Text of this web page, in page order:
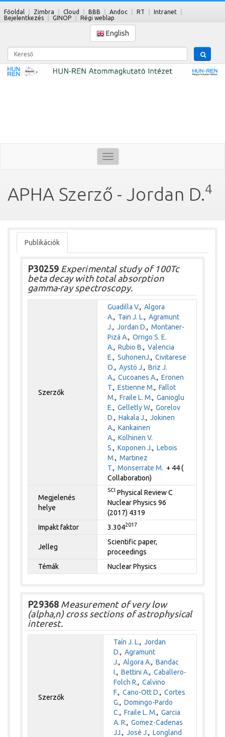
Főoldal Zimbra Cloud BBB Andoc RT
Intranet
Bejelentkezés
GINOP Régi weblap
English
Kereső
Toggle
navigation
APHA Szerző - Jordan D.4
Publikációk
P30259 Experimental study of 100Tc
beta decay with total absorption
gamma-ray spectroscopy.
Szerzők
Guadilla V.,Algora
A., Tain J. L.,Agramunt
J.,Jordan D.,Montaner-
Pizá A.,Orrigo S. E.
A.,Rubio B.,Valencia
E.,SuhonenJ.,Civitarese
O.,Aystö J.,Briz J.
A.,Cucoanes A.,Eronen
T.,Estienne M.,Fallot
M.,Fraile L. M.,Ganioglu
E.,Gelletly W.,Gorelov
D.,Hakala J.,Jokinen
A.,Kankainen
A.,Kolhinen V.
S.,Koponen J.,Lebois
M.,Martinez
T.,Monserrate M. + 44 (
Collaboration)
Megjelenés
helye
SCI Physical Review C
Nuclear Physics 96
(2017) 4319
Impakt faktor
3.3042017
Jelleg
Scientific paper,
proceedings
Témák
Nuclear Physics
P29368 Measurement of very low
(alpha,n) cross sections of astrophysical
interest.
Szerzők
Taín J. L.,Jordan
D.,Agramunt
J.,Algora A.,Bandac
I.,Bettini A.,Caballero-
Folch R.,Calvino
F.,Cano-Ott D.,Cortes
G.,Domingo-Pardo
C.,Fraile L. M.,Garcia
A. R.,Gomez-Cadenas
JJ.,José J.,Longland